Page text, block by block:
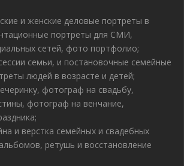
и женские деловые портреты в
портреты для СМИ,
сетей, фото портфолио;
семьи, и постановочные семейные
людей в возрасте и детей;
фотограф на свадьбу,
фотограф на венчание,
и верстка семейных и свадебных
ретушь и восстановление